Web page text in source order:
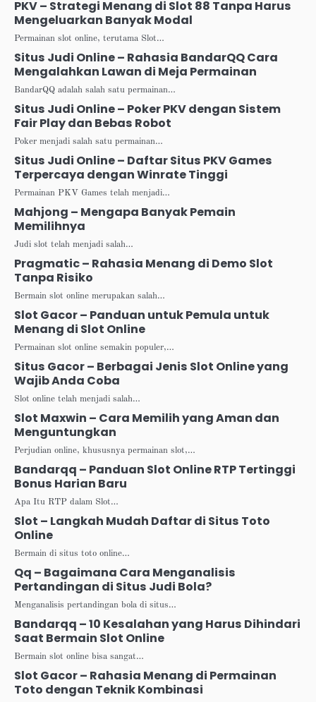
PKV – Strategi Menang di Slot 88 Tanpa Harus
Mengeluarkan Banyak Modal
Permainan slot online, terutama Slot…
Situs Judi Online – Rahasia BandarQQ Cara
Mengalahkan Lawan di Meja Permainan
BandarQQ adalah salah satu permainan…
Situs Judi Online – Poker PKV dengan Sistem
Fair Play dan Bebas Robot
Poker menjadi salah satu permainan…
Situs Judi Online – Daftar Situs PKV Games
Terpercaya dengan Winrate Tinggi
Permainan PKV Games telah menjadi…
Mahjong – Mengapa Banyak Pemain
Memilihnya
Judi slot telah menjadi salah…
Pragmatic – Rahasia Menang di Demo Slot
Tanpa Risiko
Bermain slot online merupakan salah…
Slot Gacor – Panduan untuk Pemula untuk
Menang di Slot Online
Permainan slot online semakin populer,…
Situs Gacor – Berbagai Jenis Slot Online yang
Wajib Anda Coba
Slot online telah menjadi salah…
Slot Maxwin – Cara Memilih yang Aman dan
Menguntungkan
Perjudian online, khususnya permainan slot,…
Bandarqq – Panduan Slot Online RTP Tertinggi
Bonus Harian Baru
Apa Itu RTP dalam Slot…
Slot – Langkah Mudah Daftar di Situs Toto
Online
Bermain di situs toto online…
Qq – Bagaimana Cara Menganalisis
Pertandingan di Situs Judi Bola?
Menganalisis pertandingan bola di situs…
Bandarqq – 10 Kesalahan yang Harus Dihindari
Saat Bermain Slot Online
Bermain slot online bisa sangat…
Slot Gacor – Rahasia Menang di Permainan
Toto dengan Teknik Kombinasi